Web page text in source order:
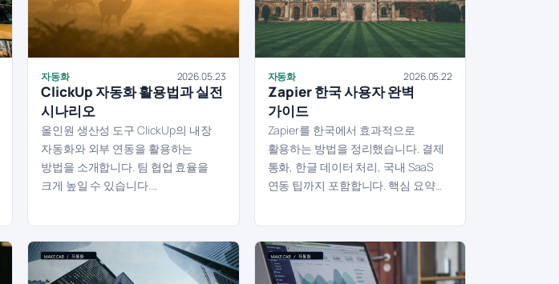
자동화 2026.05.23
ClickUp 자동화 활용법과 실전
시나리오
올인원 생산성 도구 ClickUp의 내장
자동화와 외부 연동을 활용하는
방법을 소개합니다. 팀 협업 효율을
크게 높일 수 있습니다....
자동화 2026.05.22
Zapier 한국 사용자 완벽
가이드
Zapier를 한국에서 효과적으로
활용하는 방법을 정리했습니다. 결제
통화, 한글 데이터 처리, 국내 SaaS
연동 팁까지 포함합니다. 핵심 요약...